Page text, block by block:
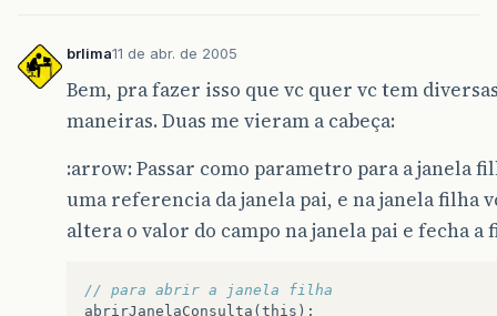
brlima11 de abr. de 2005
Bem, pra fazer isso que vc quer vc tem
maneiras. Duas me vieram a cabeça:
:arrow: Passar como parametro para a janela
uma referencia da janela pai, e na janela filha
altera o valor do campo na janela pai e fecha a
// para abrir a janela filha
abrirJanelaConsulta ( this );